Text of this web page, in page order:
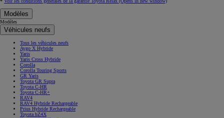
Modèles
Modèles
Véhicules neufs
Tous les véhicules neufs
Aygo X Hybride
Yaris
Yaris Cross Hybride
Corolla
Corolla Touring Sports
GR Yaris
Toyota GR Supra
Toyota C-HR
Toyota C-HR+
RAV4
RAV4 Hybride Rechargeable
Prius Hybride Rechargeable
Toyota bZ4X